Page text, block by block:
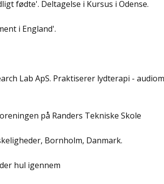
fødte'. Deltagelse i Kursus i Odense.
i England'.
Lab ApS. Praktiserer lydterapi -
på Randers Tekniske Skole
Bornholm, Danmark.
hul igennem